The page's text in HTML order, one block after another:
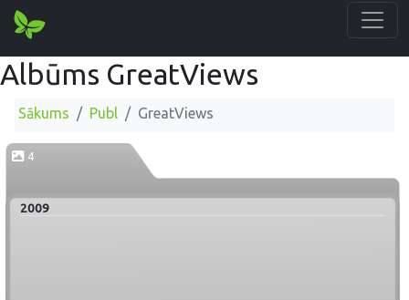
Albūms GreatViews
Sākums Publ GreatViews
4
2009